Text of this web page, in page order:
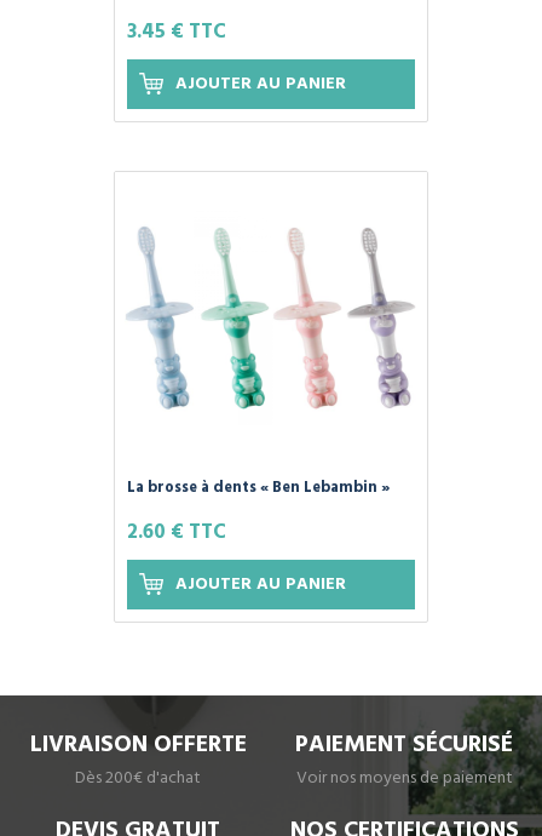
3.45 € TTC
AJOUTER AU PANIER
La brosse à dents « Ben Lebambin »
2.60 € TTC
AJOUTER AU PANIER
LIVRAISON OFFERTE
Dès 200€ d'achat
PAIEMENT SÉCURISÉ
Voir nos moyens de paiement